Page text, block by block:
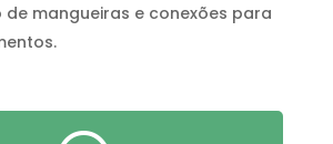
mangueiras e conexões para